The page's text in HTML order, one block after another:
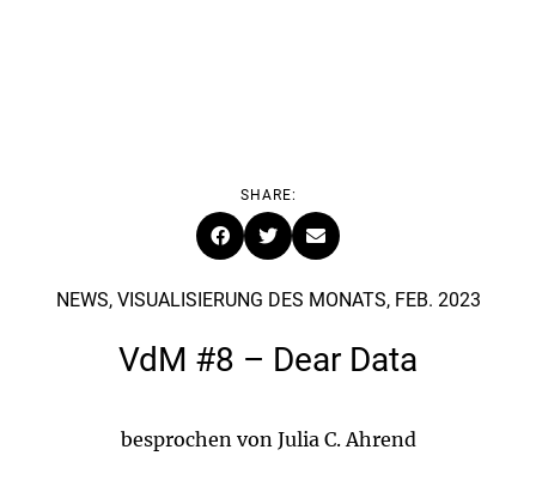
SHARE:
NEWS, VISUALISIERUNG DES MONATS, FEB. 2023
VdM #8 – Dear Data
besprochen von Julia C. Ahrend